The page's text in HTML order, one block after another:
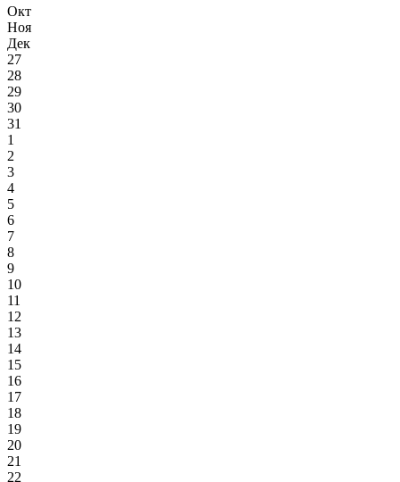
Окт
Ноя
Дек
27
28
29
30
31
1
2
3
4
5
6
7
8
9
10
11
12
13
14
15
16
17
18
19
20
21
22